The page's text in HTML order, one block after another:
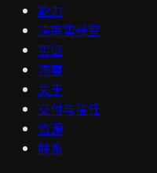
能力
决策实验室
实证
洞察
关于
交付与信任
资源
联系